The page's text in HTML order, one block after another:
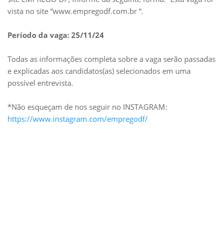
vista no site “www.empregodf.com.br “.
Período da vaga: 25/11/24
Todas as informações completa sobre a vaga serão passadas
e explicadas aos candidatos(as) selecionados em uma
possível entrevista.
*Não esqueçam de nos seguir no INSTAGRAM:
https://www.instagram.com/empregodf/